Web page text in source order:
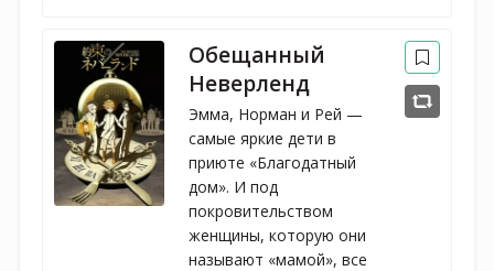
Обещанный
Неверленд
Эмма, Норман и Рей —
самые яркие дети в
приюте «Благодатный
дом». И под
покровительством
женщины, которую они
называют «мамой», все